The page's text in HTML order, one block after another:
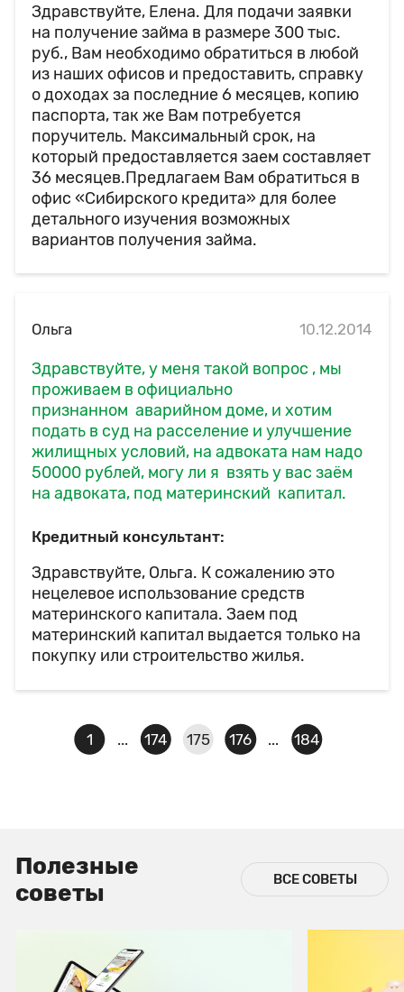
Здравствуйте, Елена. Для подачи заявки
на получение займа в размере 300 тыс.
руб., Вам необходимо обратиться в любой
из наших офисов и предоставить, справку
о доходах за последние 6 месяцев, копию
паспорта, так же Вам потребуется
поручитель. Максимальный срок, на
который предоставляется заем составляет
36 месяцев.Предлагаем Вам обратиться в
офис «Сибирского кредита» для более
детального изучения возможных
вариантов получения займа.
Ольга 10.12.2014
Здравствуйте, у меня такой вопрос , мы
проживаем в официально
признанном аварийном доме, и хотим
подать в суд на расселение и улучшение
жилищных условий, на адвоката нам надо
50000 рублей, могу ли я взять у вас заём
на адвоката, под материнский капитал.
Кредитный консультант:
Здравствуйте, Ольга. К сожалению это
нецелевое использование средств
материнского капитала. Заем под
материнский капитал выдается только на
покупку или строительство жилья.
1 ... 174 175 176 ... 184
Полезные
советы
ВСЕ СОВЕТЫ